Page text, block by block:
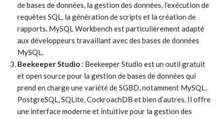
de bases de données, la gestion des données, l’exécution de
requêtes SQL, la génération de scripts et la création de
rapports. MySQL Workbench est particulièrement adapté
aux développeurs travaillant avec des bases de données
MySQL.
Beekeeper Studio : Beekeeper Studio est un outil gratuit
et open source pour la gestion de bases de données qui
prend en charge une variété de SGBD, notamment MySQL,
PostgreSQL, SQLite, CockroachDB et bien d’autres. Il offre
une interface moderne et intuitive pour la gestion des